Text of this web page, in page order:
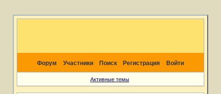
Форум Участники Поиск Регистрация Войти
Активные темы